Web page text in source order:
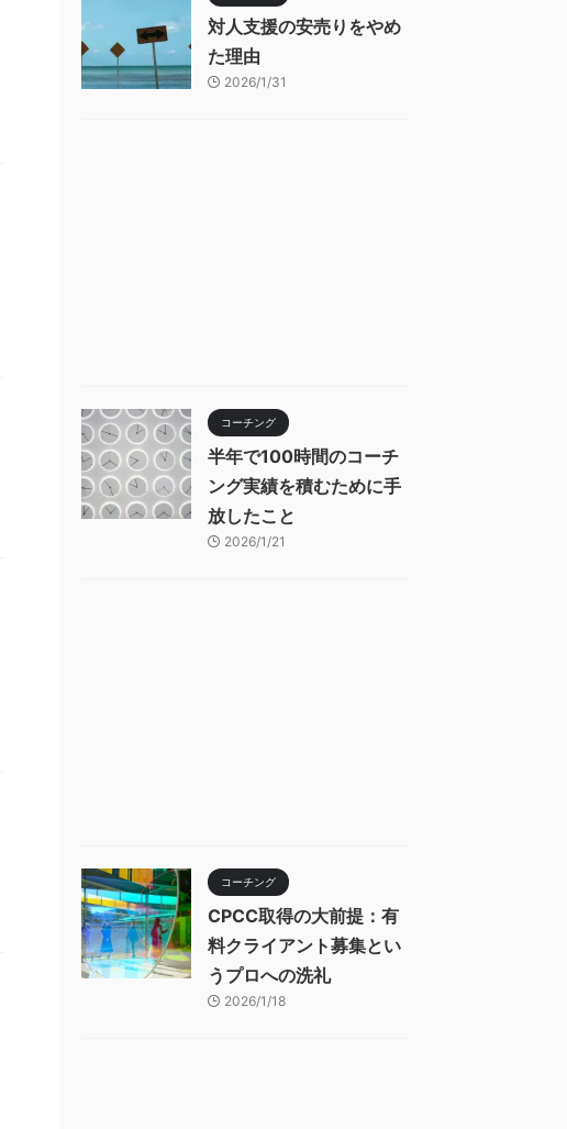
対人支援の安売りをやめ
た理由
2026/1/31
コーチング
半年で100時間のコーチ
ング実績を積むために手
放したこと
2026/1/21
コーチング
CPCC取得の大前提：有
料クライアント募集とい
うプロへの洗礼
2026/1/18